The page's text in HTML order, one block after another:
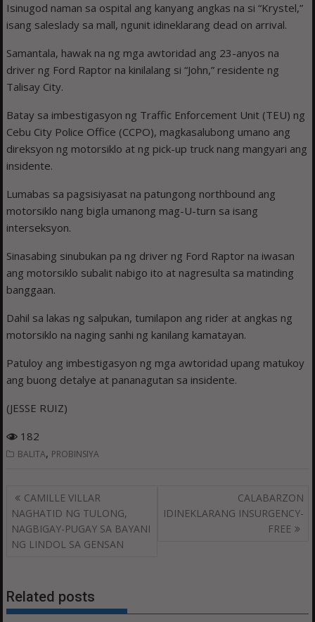
Isinugod naman sa ospital ang kanyang angkas na si “Krystel,”
isang saleslady sa mall, ngunit idineklarang dead on arrival.
Samantala, hawak na ng mga awtoridad ang 23-anyos na
driver ng Ford Raptor na kinilalang si “John,” residente ng
Talisay City.
Batay sa imbestigasyon ng Traffic Enforcement Unit (TEU) ng
Cebu City Police Office (CCPO), magkasalubong umano ang
direksyon ng motorsiklo at ng pick-up truck nang mangyari ang
insidente.
Lumabas sa pagsisiyasat na patungong northbound ang
motorsiklo nang bigla umanong mag-U-turn sa isang
interseksyon.
Sinasabing sinubukan pa ng driver ng Ford Raptor na iwasan
ang motorsiklo subalit nabigo ito at nagresulta sa matinding
banggaan.
Dahil sa lakas ng salpukan, tumilapon ang rider at angkas ng
motorsiklo na naging sanhi ng kanilang kamatayan.
Patuloy ang imbestigasyon ng mga awtoridad upang matukoy
ang buong detalye at pananagutan sa insidente.
(JESSE RUIZ)
182
BALITA, PROBINSIYA
Post
navigation
CAMILLE VILLAR
NAGHATID NG TULONG,
NAGBIGAY-PUGAY SA BAYANI
NG LINDOL SA GENSAN
CALABARZON
IDINEKLARANG INSURGENCY-
FREE
Related posts